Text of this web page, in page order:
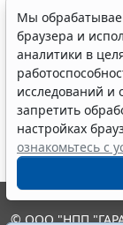
Мы
браузера и
аналитики в
исследований и
запретить
настройках
ознакомьтесь с
© ООО "НПП